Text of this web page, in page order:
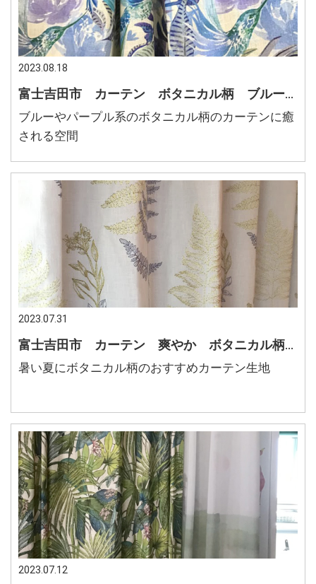
2023.08.18
富士吉田市 カーテン ボタニカル柄 ブルー系 パープル系 癒し
ブルーやパープル系のボタニカル柄のカーテンに癒
される空間
2023.07.31
富士吉田市 カーテン 爽やか ボタニカル柄 涼しげ
暑い夏にボタニカル柄のおすすめカーテン生地
2023.07.12